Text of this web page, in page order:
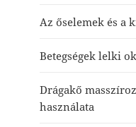
Az őselemek és a
Betegségek lelki
Drágakő
használata